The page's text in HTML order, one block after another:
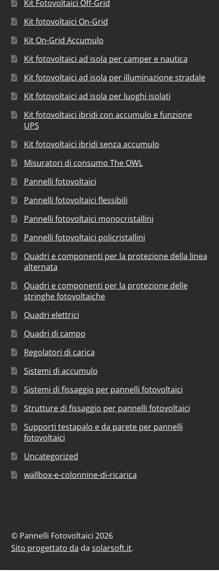
Kit Fotovoltaici Off-Grid
Kit fotovoltaici On-Grid
Kit On-Grid Accumulo
Kit fotovoltaici ad isola per camper e nautica
Kit fotovoltaici ad isola per illuminazione stradale
Kit fotovoltaici ad isola per luoghi isolati
Kit fotovoltaici ibridi con accumulo e funzione
UPS
Kit fotovoltaici ibridi senza accumulo
Misuratori di consumo The OWL
Pannelli fotovoltaici
Pannelli fotovoltaici flessibili
Pannelli fotovoltaici monocristallini
Pannelli fotovoltaici policristallini
Quadri e componenti per la protezione della linea
alternata
Quadri e componenti per la protezione delle
stringhe fotovoltaiche
Quadri elettrici
Quadri di campo
Regolatori di carica
Sistemi di accumulo
Sistemi di fissaggio per pannelli fotovoltaici
Strutture di fissaggio per pannelli fotovoltaici
Supporti testapalo e da parete per pannelli
fotovoltaici
Uncategorized
wallbox-e-colonnine-di-ricarica
© Pannelli Fotovoltaici 2026
Sito progettato da da solarsoft.it.